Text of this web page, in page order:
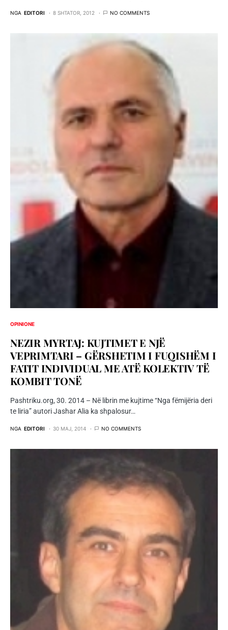
NGA EDITORI 8 SHTATOR, 2012 NO COMMENTS
OPINIONE
NEZIR MYRTAJ: KUJTIMET E NJË
VEPRIMTARI – GËRSHETIM I FUQISHËM I
FATIT INDIVIDUAL ME ATË KOLEKTIV TË
KOMBIT TONË
Pashtriku.org, 30. 2014 – Në librin me kujtime “Nga fëmijëria deri
te liria” autori Jashar Alia ka shpalosur…
NGA EDITORI 30 MAJ, 2014 NO COMMENTS